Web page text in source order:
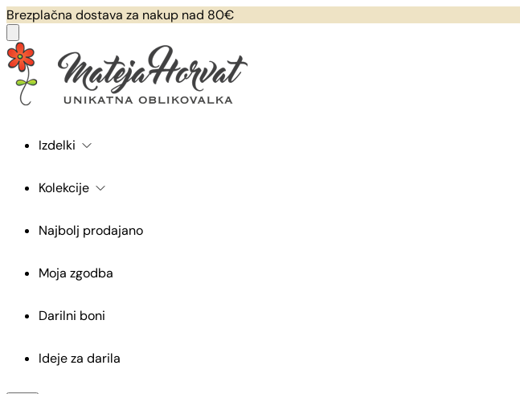
Brezplačna dostava za nakup nad 80€
Izdelki
Kolekcije
Najbolj prodajano
Moja zgodba
Darilni boni
Ideje za darila